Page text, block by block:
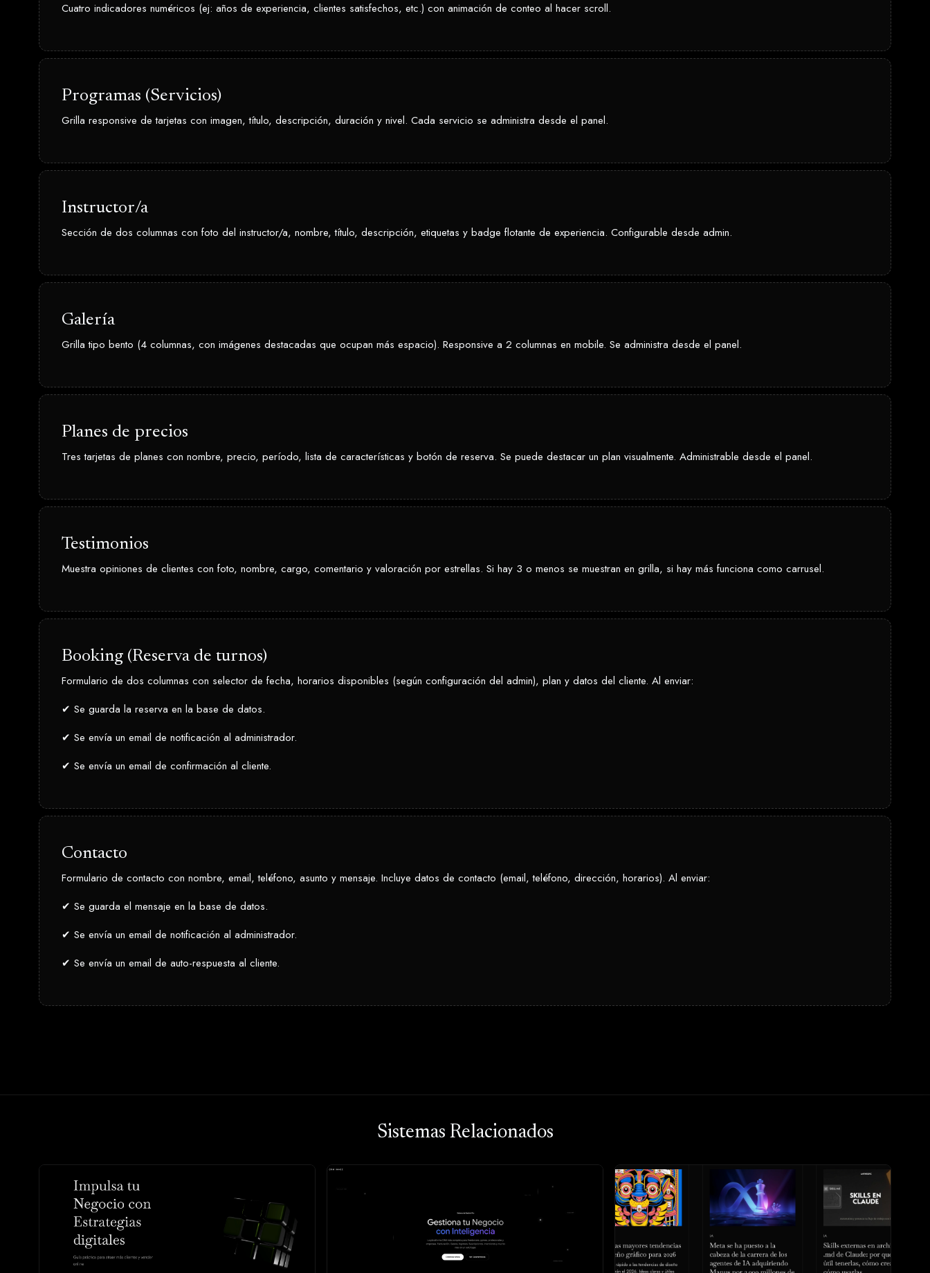
Cuatro indicadores numéricos (ej: años de experiencia, clientes satisfechos, etc.) con animación de conteo al hacer scroll.
Programas (Servicios)
Grilla responsive de tarjetas con imagen, título, descripción, duración y nivel. Cada servicio se administra desde el panel.
Instructor/a
Sección de dos columnas con foto del instructor/a, nombre, título, descripción, etiquetas y badge flotante de experiencia. Configurable desde admin.
Galería
Grilla tipo bento (4 columnas, con imágenes destacadas que ocupan más espacio). Responsive a 2 columnas en mobile. Se administra desde el panel.
Planes de precios
Tres tarjetas de planes con nombre, precio, período, lista de características y botón de reserva. Se puede destacar un plan visualmente. Administrable desde el panel.
Testimonios
Muestra opiniones de clientes con foto, nombre, cargo, comentario y valoración por estrellas. Si hay 3 o menos se muestran en grilla, si hay más funciona como carrusel.
Booking (Reserva de turnos)
Formulario de dos columnas con selector de fecha, horarios disponibles (según configuración del admin), plan y datos del cliente. Al enviar:
✔ Se guarda la reserva en la base de datos.
✔ Se envía un email de notificación al administrador.
✔ Se envía un email de confirmación al cliente.
Contacto
Formulario de contacto con nombre, email, teléfono, asunto y mensaje. Incluye datos de contacto (email, teléfono, dirección, horarios). Al enviar:
✔ Se guarda el mensaje en la base de datos.
✔ Se envía un email de notificación al administrador.
✔ Se envía un email de auto-respuesta al cliente.
Sistemas Relacionados